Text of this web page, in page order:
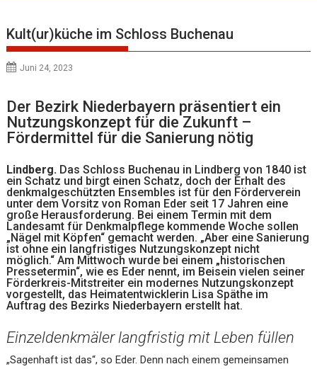
Kult(ur)küche im Schloss Buchenau
Juni 24, 2023
Der Bezirk Niederbayern präsentiert ein
Nutzungskonzept für die Zukunft –
Fördermittel für die Sanierung nötig
Lindberg. Das Schloss Buchenau in Lindberg von 1840 ist
ein Schatz und birgt einen Schatz, doch der Erhalt des
denkmalgeschützten Ensembles ist für den Förderverein
unter dem Vorsitz von Roman Eder seit 17 Jahren eine
große Herausforderung. Bei einem Termin mit dem
Landesamt für Denkmalpflege kommende Woche sollen
„Nägel mit Köpfen“ gemacht werden. „Aber eine Sanierung
ist ohne ein langfristiges Nutzungskonzept nicht
möglich.“ Am Mittwoch wurde bei einem „historischen
Pressetermin“, wie es Eder nennt, im Beisein vielen seiner
Förderkreis-Mitstreiter ein modernes Nutzungskonzept
vorgestellt, das Heimatentwicklerin Lisa Späthe im
Auftrag des Bezirks Niederbayern erstellt hat.
Einzeldenkmäler langfristig mit Leben füllen
„Sagenhaft ist das“, so Eder. Denn nach einem gemeinsamen